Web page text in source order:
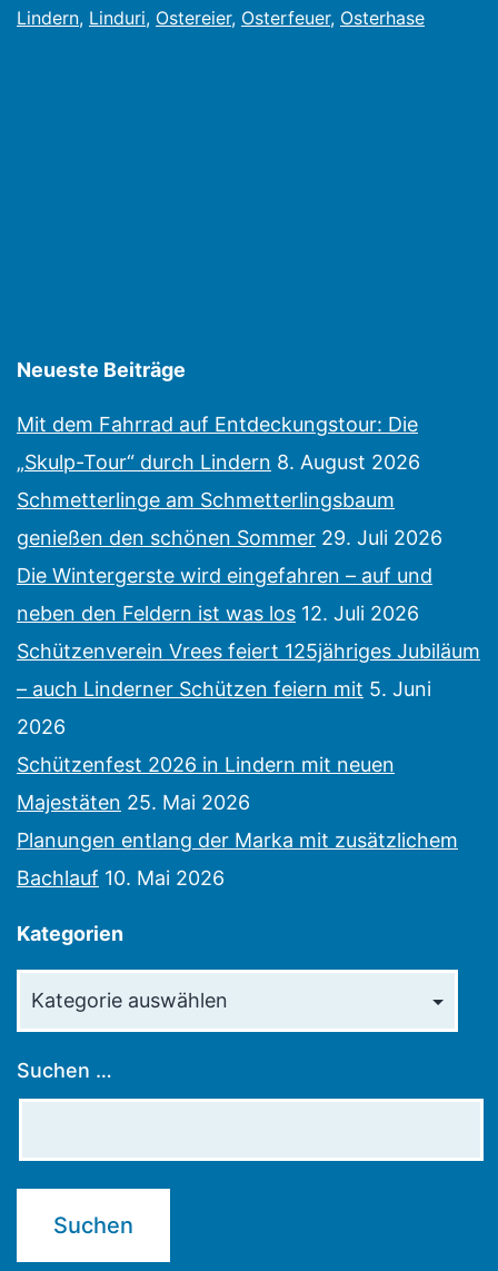
Lindern, Linduri, Ostereier, Osterfeuer, Osterhase
Neueste Beiträge
Mit dem Fahrrad auf Entdeckungstour: Die
„Skulp-Tour“ durch Lindern 8. August 2026
Schmetterlinge am Schmetterlingsbaum
genießen den schönen Sommer 29. Juli 2026
Die Wintergerste wird eingefahren – auf und
neben den Feldern ist was los 12. Juli 2026
Schützenverein Vrees feiert 125jähriges Jubiläum
– auch Linderner Schützen feiern mit 5. Juni
2026
Schützenfest 2026 in Lindern mit neuen
Majestäten 25. Mai 2026
Planungen entlang der Marka mit zusätzlichem
Bachlauf 10. Mai 2026
Kategorien
Suchen …